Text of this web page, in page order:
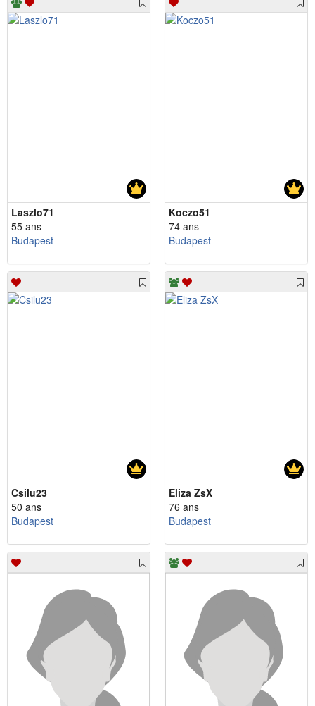
Laszlo71
55 ans
Budapest
Koczo51
74 ans
Budapest
Csilu23
50 ans
Budapest
Eliza ZsX
76 ans
Budapest